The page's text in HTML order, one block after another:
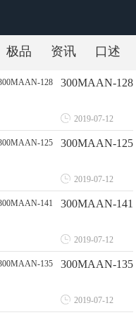
极品 资讯 口述
300MAAN-128
2019-07-12
300MAAN-125
2019-07-12
300MAAN-141
2019-07-12
300MAAN-135
2019-07-12